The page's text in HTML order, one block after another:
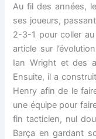
Au fil des années,
ses joueurs,
2-3-1 pour coller
article sur
Ian Wright et des
Ensuite, il a
Henry afin de le
une équipe pour
fin tacticien, nul
Barça en gardant